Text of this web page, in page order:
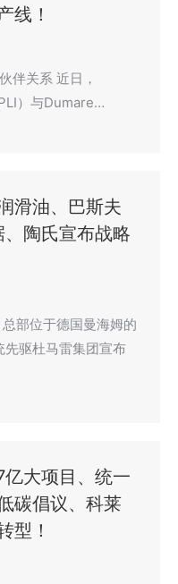
线！
伴关系 近日，
）与Dumare…
滑油、巴斯夫
陶氏宣布战略
部位于德国曼海姆的
驱杜马雷集团宣布
大项目、统一
碳倡议、科莱
型！